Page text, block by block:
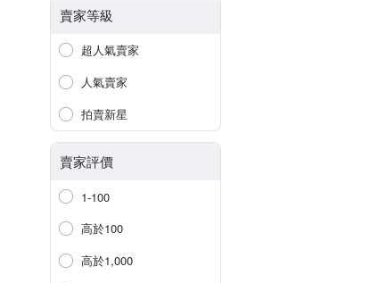
賣家等級
超人氣賣家
人氣賣家
拍賣新星
賣家評價
1-100
高於100
高於1,000